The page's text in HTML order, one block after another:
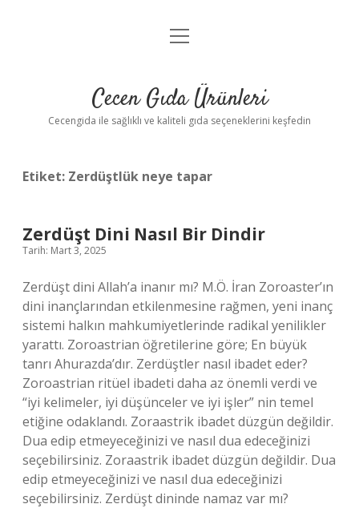
Anasayfa
Yasal Uyarı
menüyü
Cecen Gıda Ürünleri
Cecengida ile sağlıklı ve kaliteli gıda seçeneklerini keşfedin
Etiket: Zerdüştlük neye tapar
Zerdüşt Dini Nasıl Bir Dindir
Tarih: Mart 3, 2025
Zerdüşt dini Allah’a inanır mı? M.Ö. İran Zoroaster’ın
dini inançlarından etkilenmesine rağmen, yeni inanç
sistemi halkın mahkumiyetlerinde radikal yenilikler
yarattı. Zoroastrian öğretilerine göre; En büyük
tanrı Ahurazda’dır. Zerdüştler nasıl ibadet eder?
Zoroastrian ritüel ibadeti daha az önemli verdi ve
“iyi kelimeler, iyi düşünceler ve iyi işler” nin temel
etiğine odaklandı. Zoraastrik ibadet düzgün değildir.
Dua edip etmeyeceğinizi ve nasıl dua edeceğinizi
seçebilirsiniz. Zoraastrik ibadet düzgün değildir. Dua
edip etmeyeceğinizi ve nasıl dua edeceğinizi
seçebilirsiniz. Zerdüşt dininde namaz var mı?